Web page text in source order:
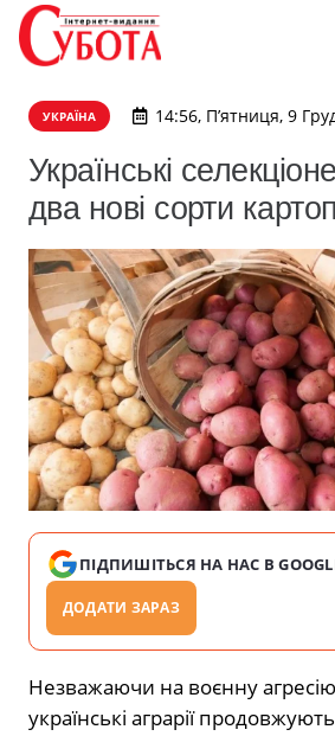
УКРАЇНА 14:56, П’ятниця, 9
Українські
два нові сорти
ПІДПИШІТЬСЯ НА НАС В
ДОДАТИ ЗАРАЗ
Незважаючи на воєнну агресію
українські аграрії